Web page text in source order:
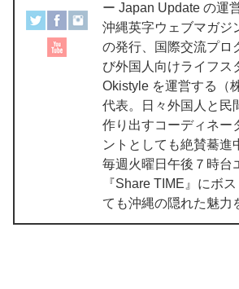
ー Japan Update の運
沖縄英字ウェブマガジ
の発行、国際交流プロ
び外国人向けライフス
Okistyle を運営する（
代表。日々外国人と民
作り出すコーディネー
ントとしても絶賛驀進
毎週火曜日午後７時台
『Share TIME』にボ
ても沖縄の隠れた魅力